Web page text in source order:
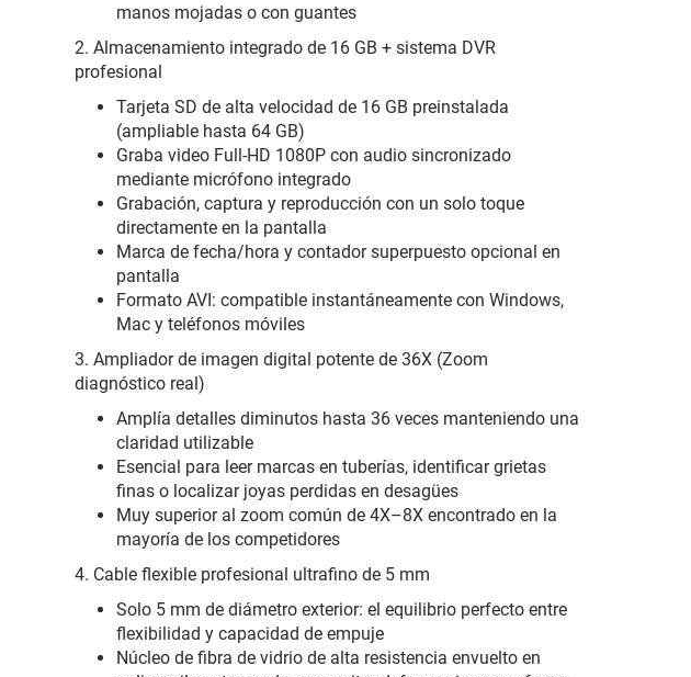
manos mojadas o con guantes
2. Almacenamiento integrado de 16 GB + sistema DVR
profesional
Tarjeta SD de alta velocidad de 16 GB preinstalada
(ampliable hasta 64 GB)
Graba video Full-HD 1080P con audio sincronizado
mediante micrófono integrado
Grabación, captura y reproducción con un solo toque
directamente en la pantalla
Marca de fecha/hora y contador superpuesto opcional en
pantalla
Formato AVI: compatible instantáneamente con Windows,
Mac y teléfonos móviles
3. Ampliador de imagen digital potente de 36X (Zoom
diagnóstico real)
Amplía detalles diminutos hasta 36 veces manteniendo una
claridad utilizable
Esencial para leer marcas en tuberías, identificar grietas
finas o localizar joyas perdidas en desagües
Muy superior al zoom común de 4X–8X encontrado en la
mayoría de los competidores
4. Cable flexible profesional ultrafino de 5 mm
Solo 5 mm de diámetro exterior: el equilibrio perfecto entre
flexibilidad y capacidad de empuje
Núcleo de fibra de vidrio de alta resistencia envuelto en